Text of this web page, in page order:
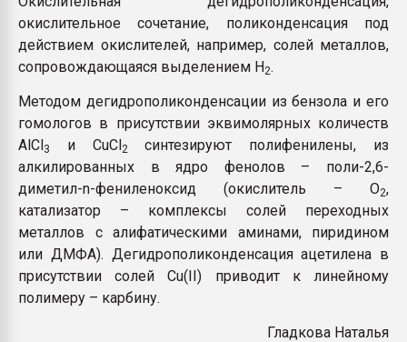
бутылок
окислительное сочетание, поликонденсация под
действием окислителей, например, солей металлов,
сопровождающаяся выделением Н2.
Методом дегидрополиконденсации из бензола и его
гомологов в присутствии эквимолярных количеств
АlСl3 и СuСl2
синтезируют полифенилены, из
алкилированных в ядро фенолов – поли-2,6-
диметил-n-фениленоксид (окислитель – О2,
катализатор – комплексы солей переходных
металлов с алифатическими аминами, пиридином
или ДМФА). Дегидрополиконденсация ацетилена в
присутствии солей Cu(II) приводит к линейному
полимеру – карбину.
Гладкова Наталья